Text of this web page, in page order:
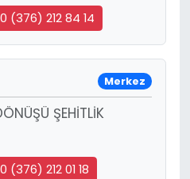
0 (376) 212 84 14
Merkez
ŞEHİTLİK
0 (376) 212 01 18